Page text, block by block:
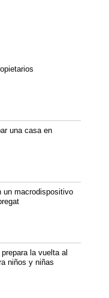
una casa en
un macrodispositivo
la vuelta al
niños y niñas